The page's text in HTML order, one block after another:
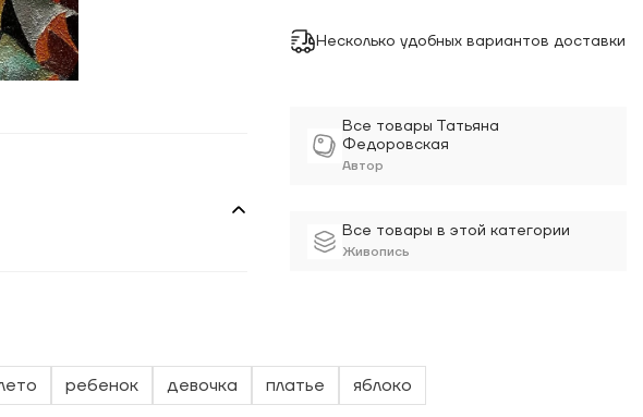
Несколько удобных вариантов доставки
Все товары Татьяна
Федоровская
Автор
Все товары в этой категории
Живопись
ребенок девочка платье яблоко